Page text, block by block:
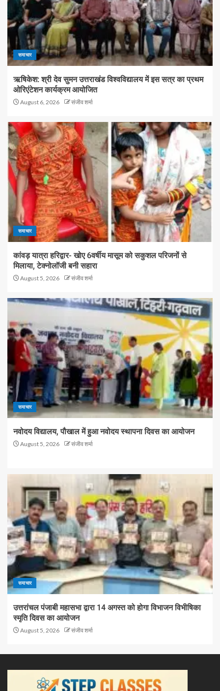
समाचार
ऋषिकेश: श्री देव सुमन उत्तराखंड विश्वविद्यालय में इस सत्र का प्रथम
ओरिएंटेशन कार्यक्रम आयोजित
August 6, 2026 संजीव शर्मा
समाचार
कांवड़ यात्रा हरिद्वार- खोए 6वर्षीय मासूम को सकुशल परिजनों से
मिलाया, टेक्नोलॉजी बनी सहारा
August 5, 2026 संजीव शर्मा
समाचार
नवोदय विद्यालय, पौखाल में हुआ नवोदय स्थापना दिवस का आयोजन
August 5, 2026 संजीव शर्मा
समाचार
उत्तरांचल पंजाबी महासभा द्वारा 14 अगस्त को होगा विभाजन विभीषिका
स्मृति दिवस का आयोजन
August 5, 2026 संजीव शर्मा